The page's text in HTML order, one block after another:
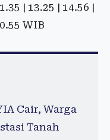
| 13.25 | 14.56 |
WIB
Cair, Warga
Tanah